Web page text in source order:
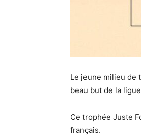
Le jeune milieu de
beau but de la
Ce trophée Juste
français.